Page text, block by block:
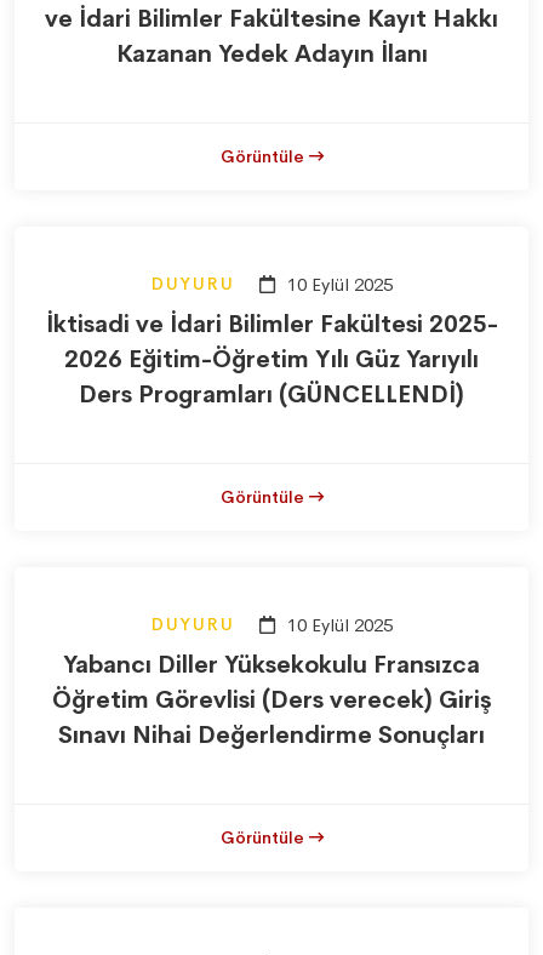
ve İdari Bilimler Fakültesine Kayıt Hakkı
Kazanan Yedek Adayın İlanı
Görüntüle
DUYURU 10 Eylül 2025
İktisadi ve İdari Bilimler Fakültesi 2025-
2026 Eğitim-Öğretim Yılı Güz Yarıyılı
Ders Programları (GÜNCELLENDİ)
Görüntüle
DUYURU 10 Eylül 2025
Yabancı Diller Yüksekokulu Fransızca
Öğretim Görevlisi (Ders verecek) Giriş
Sınavı Nihai Değerlendirme Sonuçları
Görüntüle